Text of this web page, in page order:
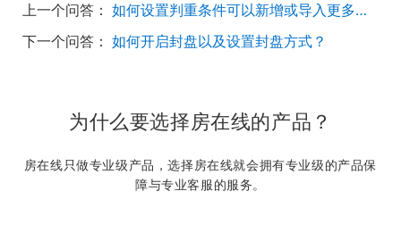
上一个问答：
如何设置判重条件可以新增或导入更多的房源数据？
下一个问答： 如何开启封盘以及设置封盘方式？
为什么要选择房在线的产品？
房在线只做专业级产品，选择房在线就会拥有专业级的产品保
障与专业客服的服务。